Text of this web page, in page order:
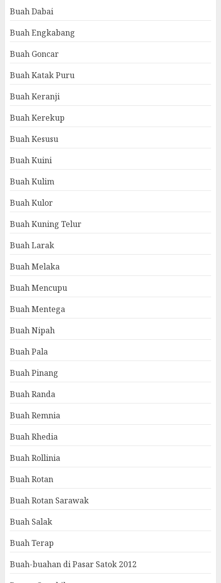
Buah Dabai
Buah Engkabang
Buah Goncar
Buah Katak Puru
Buah Keranji
Buah Kerekup
Buah Kesusu
Buah Kuini
Buah Kulim
Buah Kulor
Buah Kuning Telur
Buah Larak
Buah Melaka
Buah Mencupu
Buah Mentega
Buah Nipah
Buah Pala
Buah Pinang
Buah Randa
Buah Remnia
Buah Rhedia
Buah Rollinia
Buah Rotan
Buah Rotan Sarawak
Buah Salak
Buah Terap
Buah-buahan di Pasar Satok 2012